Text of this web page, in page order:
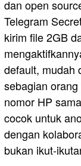
dan open
Telegram
kirim file 2GB
default, mudah
sebagian
nomor HP
cocok untuk
dengan
bukan ikut-